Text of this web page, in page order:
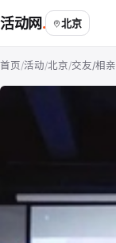
活动网 北京
首页/活动/北京/交友/相亲